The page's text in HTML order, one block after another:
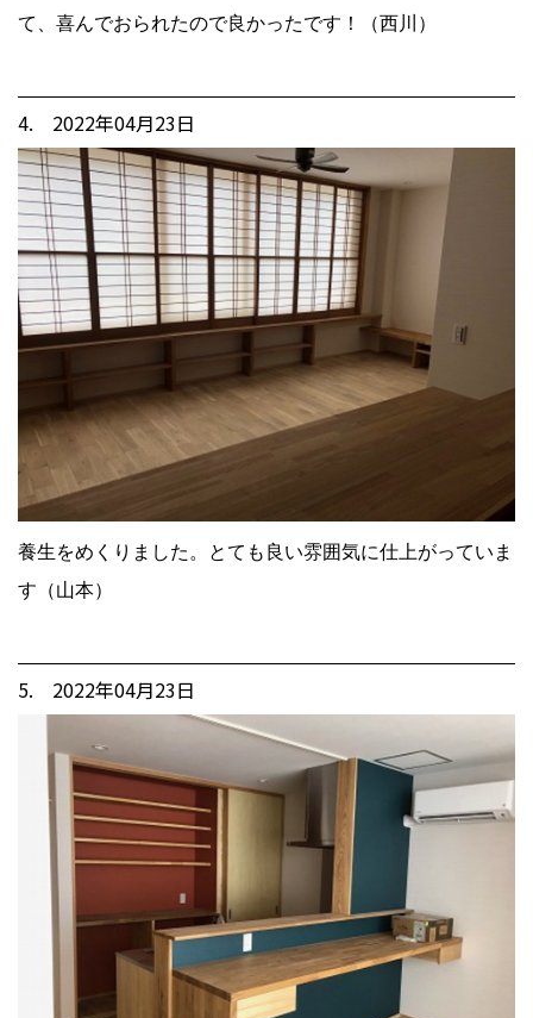
て、喜んでおられたので良かったです！（西川）
4. 2022年04月23日
養生をめくりました。とても良い雰囲気に仕上がっていま
す（山本）
5. 2022年04月23日